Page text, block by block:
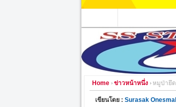
Home ข่าวหน้าหนึ่ง หมูป่ายึด
เขียนโดย : Surasak Onesmall